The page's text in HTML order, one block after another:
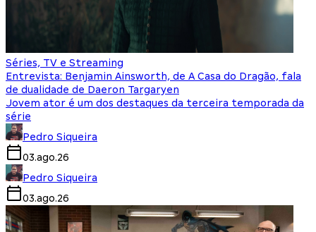
Séries, TV e Streaming
Entrevista: Benjamin Ainsworth, de A Casa do Dragão, fala
de dualidade de Daeron Targaryen
Jovem ator é um dos destaques da terceira temporada da
série
Pedro Siqueira
03.ago.26
Pedro Siqueira
03.ago.26